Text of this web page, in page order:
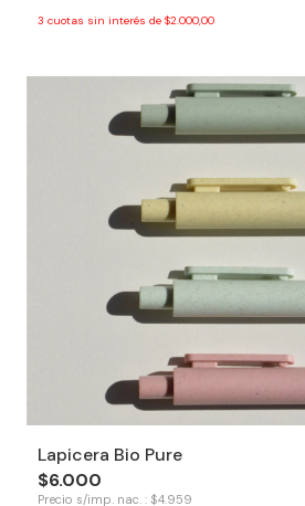
3 cuotas sin interés de $2.000,00
Lapicera Bio Pure
$6.000
Precio s/imp. nac. : $4.959